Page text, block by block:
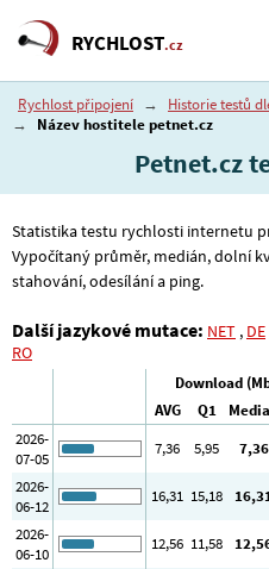
RYCHLOST.cz
Rychlost připojení → Historie testů
→
Název hostitele petnet.cz
Petnet.cz
Statistika testu rychlosti internetu
Vypočítaný průměr, medián, dolní
stahování, odesílání a ping.
Další jazykové mutace: NET , DE
RO
Download
AVG
Q1
2026-
07-05
7,36 5,95 7,36
2026-
06-12
16,31 15,18 16
2026-
06-10
12,56 11,58 12